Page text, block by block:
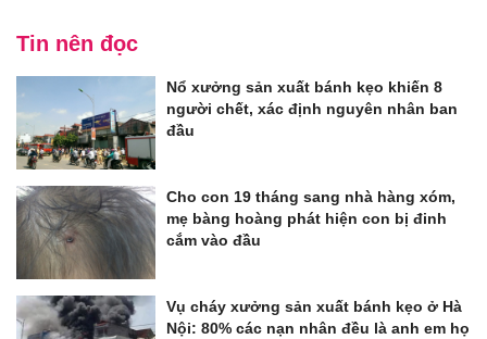
Tin nên đọc
Nổ xưởng sản xuất bánh kẹo khiến 8
người chết, xác định nguyên nhân ban
đầu
Cho con 19 tháng sang nhà hàng xóm,
mẹ bàng hoàng phát hiện con bị đinh
cắm vào đầu
Vụ cháy xưởng sản xuất bánh kẹo ở Hà
Nội: 80% các nạn nhân đều là anh em họ